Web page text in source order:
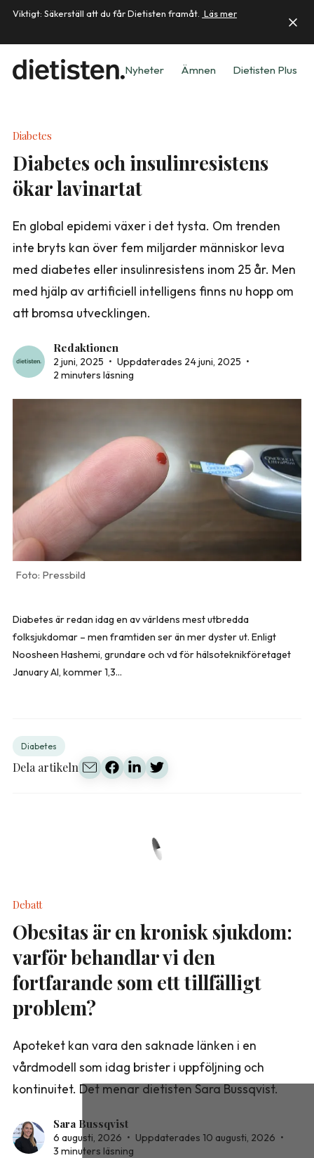
Viktigt: Säkerställ att du får Dietisten framåt. Läs mer
Nyheter Ämnen Dietisten Plus
Diabetes
Diabetes och insulinresistens
ökar lavinartat
En global epidemi växer i det tysta. Om trenden
inte bryts kan över fem miljarder människor leva
med diabetes eller insulinresistens inom 25 år. Men
med hjälp av artificiell intelligens finns nu hopp om
att bromsa utvecklingen.
Redaktionen
2 juni, 2025 • Uppdaterades 24 juni, 2025 •
2 minuters läsning
Pressbild
Diabetes är redan idag en av världens mest utbredda
folksjukdomar – men framtiden ser än mer dyster ut. Enligt
Noosheen Hashemi, grundare och vd för hälsoteknikföretaget
January AI, kommer 1,3...
Diabetes
Dela artikeln
Debatt
Obesitas är en kronisk sjukdom:
varför behandlar vi den
fortfarande som ett tillfälligt
problem?
Apoteket kan vara den saknade länken i en
vårdmodell som idag brister i uppföljning och
kontinuitet. Det menar dietisten Sara Bussqvist.
Sara Bussqvist
6 augusti, 2026 • Uppdaterades 10 augusti, 2026 •
3 minuters läsning